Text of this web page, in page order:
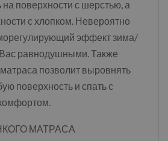
на поверхности с шерстью, а
с хлопком. Невероятно
эффект зима/
Вас равнодушными. Также
позволит выровнять
поверхность и спать с
МАТРАСА